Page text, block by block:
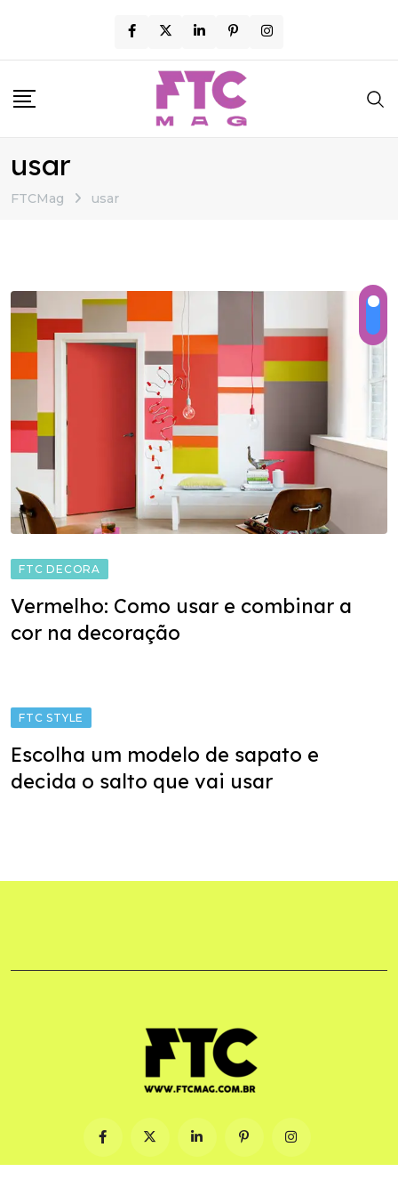
content
usar
FTCMag usar
FTC DECORA
Vermelho: Como usar e combinar a
cor na decoração
FTC STYLE
Escolha um modelo de sapato e
decida o salto que vai usar